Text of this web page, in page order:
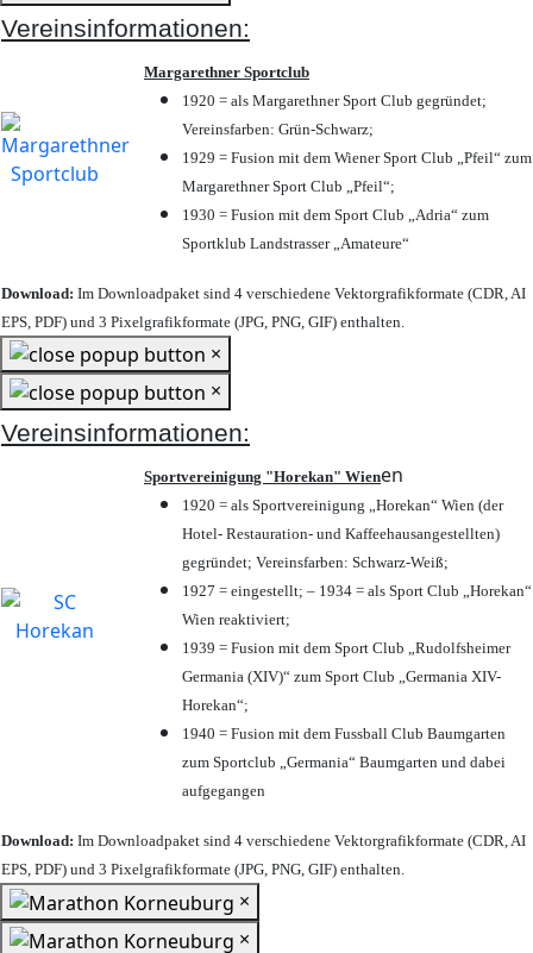
Vereinsinformationen:
Margarethner Sportclub
1920 = als Margarethner Sport Club gegründet;
Vereinsfarben: Grün-Schwarz;
1929 = Fusion mit dem Wiener Sport Club „Pfeil“ zum
Margarethner Sport Club „Pfeil“;
1930 = Fusion mit dem Sport Club „Adria“ zum
Sportklub Landstrasser „Amateure“
Download: Im Downloadpaket sind 4 verschiedene Vektorgrafikformate (CDR, AI
EPS, PDF) und 3 Pixelgrafikformate (JPG, PNG, GIF) enthalten.
×
×
Vereinsinformationen:
Sportvereinigung "Horekan" Wienen
1920 = als Sportvereinigung „Horekan“ Wien (der
Hotel- Restauration- und Kaffeehausangestellten)
gegründet; Vereinsfarben: Schwarz-Weiß;
1927 = eingestellt; – 1934 = als Sport Club „Horekan“
Wien reaktiviert;
1939 = Fusion mit dem Sport Club „Rudolfsheimer
Germania (XIV)“ zum Sport Club „Germania XIV-
Horekan“;
1940 = Fusion mit dem Fussball Club Baumgarten
zum Sportclub „Germania“ Baumgarten und dabei
aufgegangen
Download: Im Downloadpaket sind 4 verschiedene Vektorgrafikformate (CDR, AI
EPS, PDF) und 3 Pixelgrafikformate (JPG, PNG, GIF) enthalten.
×
×